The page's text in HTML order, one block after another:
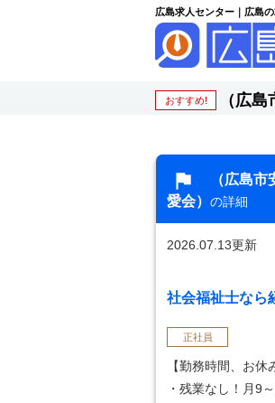
広島求人センター｜広島
おすすめ! （広
（広島
愛会） の詳細
2026.07.13更新
社会福祉士なら
正社員
【勤務時間、お休
・残業なし！月9